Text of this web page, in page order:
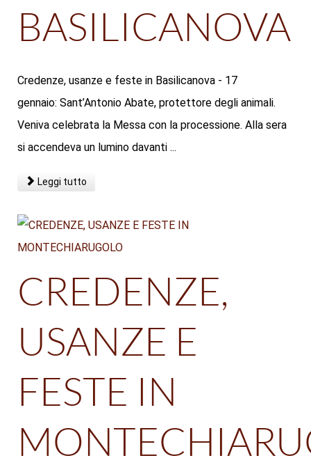
BASILICANOVA
Credenze, usanze e feste in Basilicanova - 17
gennaio: Sant’Antonio Abate, protettore degli animali.
Veniva celebrata la Messa con la processione. Alla sera
si accendeva un lumino davanti ...
Leggi tutto
CREDENZE,
USANZE E
FESTE IN